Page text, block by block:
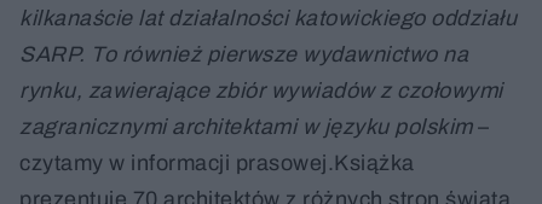
kilkanaście lat działalności katowickiego oddziału
SARP. To również pierwsze wydawnictwo na
rynku, zawierające zbiór wywiadów z czołowymi
zagranicznymi architektami w języku polskim–
czytamy w informacji prasowej.Książka
prezentuje 70 architektów z różnych stron świata,